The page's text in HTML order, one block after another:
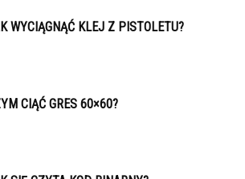
WYCIĄGNĄĆ KLEJ Z PISTOLETU?
CIĄĆ GRES 60×60?